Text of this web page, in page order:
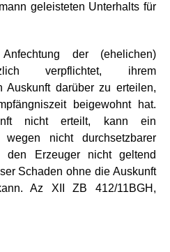
geleisteten Unterhalts für
der (ehelichen)
verpflichtet, ihrem
Auskunft darüber zu erteilen,
beigewohnt hat.
nicht erteilt, kann ein
wegen nicht durchsetzbarer
den Erzeuger nicht geltend
Schaden ohne die Auskunft
Az XII ZB 412/11BGH,